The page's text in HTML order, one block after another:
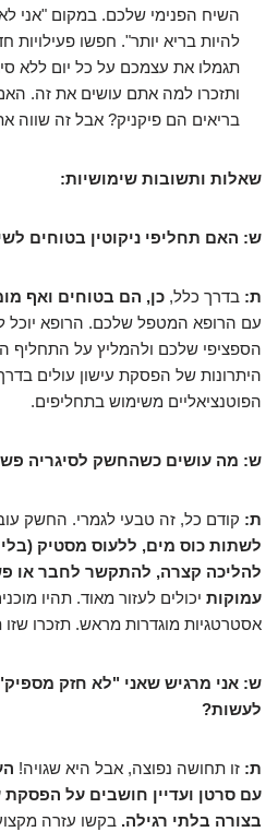
השיח הפנימי שלכם. במקום "אני לא
להיות בריא יותר". חפשו
תגמלו את עצמכם על כל יום ללא
ותזכרו למה אתם עושים את זה.
בריאים הם פיקניק? אבל זה שווה
שאלות ותשובות שימושיות:
ש: האם תחליפי ניקוטין בטוחים
ת: בדרך כלל, כן, הם בטוחים ואף
עם הרופא המטפל שלכם. הרופא יוכל
הספציפי שלכם ולהמליץ על התחליף
היתרונות של הפסקת עישון עולים
הפוטנציאליים משימוש בתחליפים.
ש: מה עושים כשהחשק לסיגריה
ת: קודם כל, זה טבעי לגמרי. החשק
לשתות כוס מים, ללעוס מסטיק
להליכה קצרה, להתקשר לחבר או
עמוקות יכולים לעזור מאוד. תהיו
אסטרטגיות מוגדרות מראש. תזכרו
ש: אני מרגיש שאני "לא חזק
לעשות?
ת: זו תחושה נפוצה, אבל היא שגויה!
עם סרטן ועדיין חושבים על
בצורה בלתי רגילה. בקשו עזרה